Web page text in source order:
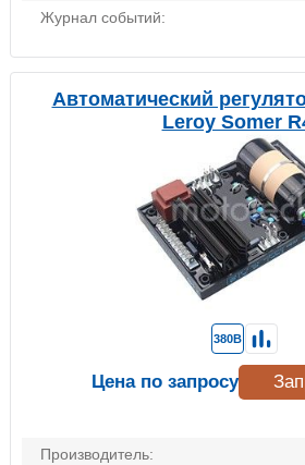
Журнал событий:
Автоматический
Leroy Somer
Производитель:
380В
Цена по запросу